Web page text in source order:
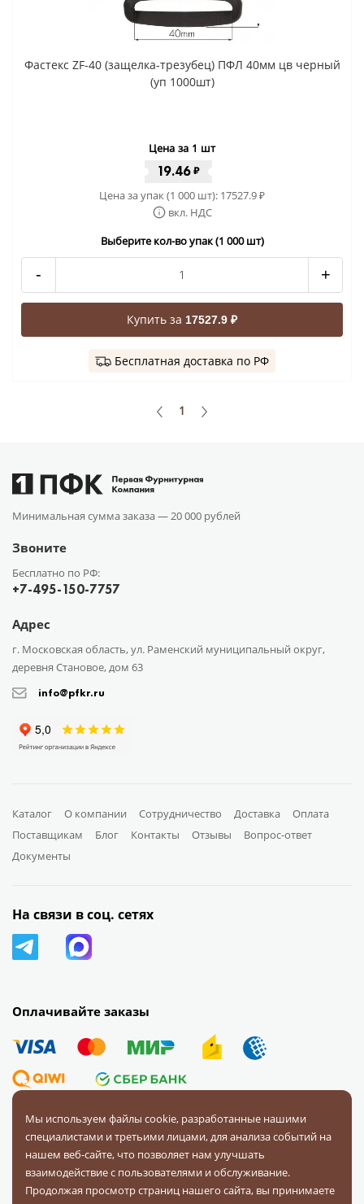
Фастекс ZF-40 (защелка-трезубец) ПФЛ 40мм цв черный
(уп 1000шт)
Цена за 1 шт
19.46 ₽
Цена за упак (1 000 шт): 17527.9₽
вкл. НДС
Выберите кол-во упак (1 000 шт)
- +
Купить за 17527.9 ₽
Бесплатная доставка по РФ
1
Минимальная сумма заказа —20 000 рублей
Звоните
Бесплатно по РФ:
+7-495-150-7757
Адрес
г. Московская область, ул. Раменский муниципальный округ,
деревня Становое, дом 63
info@pfkr.ru
Каталог О компании Сотрудничество Доставка
Оплата
Поставщикам
Блог Контакты Отзывы
Вопрос-ответ
Документы
Оплачивайте заказы
На связи в соц. сетях
© 2008 — 2026 Первая Фурнитурная Компания.Все права
защищены.
Политика конфиденциальности
Мы используем файлы cookie, разработанные нашими
специалистами и третьими лицами, для анализа событий на
нашем веб-сайте, что позволяет нам улучшать
взаимодействие с пользователями и обслуживание.
Продолжая просмотр страниц нашего сайта, вы принимаете